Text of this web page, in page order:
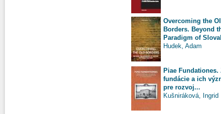
Overcoming the
Borders. Beyond
Paradigm of
Hudek, Adam
Piae Fundationes.
fundácie a ich
pre rozvoj...
Kušniráková, Ingrid